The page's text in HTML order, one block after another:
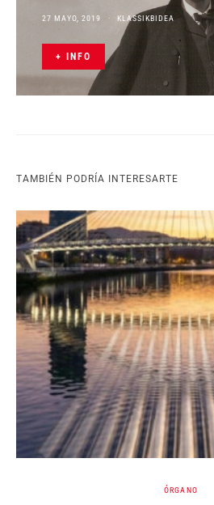
27 MAYO, 2019 KLASSIKBIDEA
+ INFO
TAMBIÉN PODRÍA INTERESARTE
ÓRGANO